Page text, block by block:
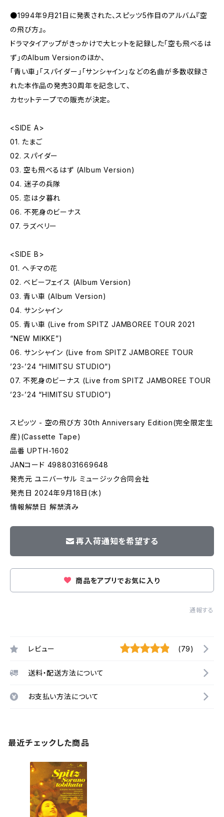
●1994年9月21日に発表された、スピッツ5作目のアルバム『空
の飛び方』。
ドラマタイアップがきっかけで大ヒットを記録した「空も飛べるは
ず」のAlbum Versionのほか、
「青い車」「スパイダー」「サンシャイン」などの名曲が多数収録さ
れた本作品の発売30周年を記念して、
カセットテープでの販売が決定。
<SIDE A>
01. たまご
02. スパイダー
03. 空も飛べるはず (Album Version)
04. 迷子の兵隊
05. 恋は夕暮れ
06. 不死身のビーナス
07. ラズベリー
<SIDE B>
01. ヘチマの花
02. ベビーフェイス (Album Version)
03. 青い車 (Album Version)
04. サンシャイン
05. 青い車 (Live from SPITZ JAMBOREE TOUR 2021
“NEW MIKKE”)
06. サンシャイン (Live from SPITZ JAMBOREE TOUR
’23-’24 “HIMITSU STUDIO”)
07. 不死身のビーナス (Live from SPITZ JAMBOREE TOUR
’23-’24 “HIMITSU STUDIO”)
スピッツ - 空の飛び方 30th Anniversary Edition(完全限定生
産)(Cassette Tape)
品番 UPTH-1602
JANコード 4988031669648
発売元 ユニバーサル ミュージック合同会社
発売日 2024年9月18日(水)
情報解禁日 解禁済み
再入荷通知を希望する
商品をアプリでお気に入り
通報する
レビュー (79)
送料・配送方法について
お支払い方法について
最近チェックした商品